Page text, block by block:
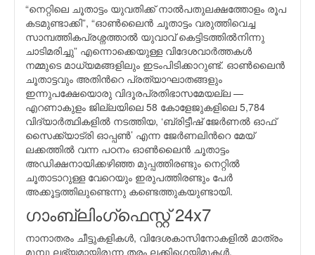
“നെറ്റിലെ ചൂതാട്ടം യുവതിക്ക് നാല്‍പതുലക്ഷത്തോളം രൂപ
കടമുണ്ടാക്കി”, “ഓണ്‍ലൈന്‍ ചൂതാട്ടം വരുത്തിവെച്ച
സാമ്പത്തികപ്രശ്നത്താല്‍ യുവാവ് കെട്ടിടത്തില്‍നിന്നു
ചാടിമരിച്ചു” എന്നൊക്കെയുള്ള വിദേശവാര്‍ത്തകള്‍
നമ്മുടെ മാധ്യമങ്ങളിലും ഇടംപിടിക്കാറുണ്ട്. ഓണ്‍ലൈന്‍
ചൂതാട്ടവും അതിന്‍റെ പ്രത്യാഘാതങ്ങളും
ഇന്നുപക്ഷേയൊരു വിദൂരപ്രതിഭാസമേയല്ല —
എറണാകുളം ജില്ലയിലെ 58 കോളേജുകളിലെ 5,784
വിദ്യാര്‍ത്ഥികളില്‍ നടത്തിയ, ‘ബ്രിട്ടീഷ് ജേര്‍ണല്‍ ഓഫ്
സൈക്ക്യാട്രി ഓപ്പണ്‍’ എന്ന ജേര്‍ണലിന്‍റെ മേയ്
ലക്കത്തില്‍ വന്ന പഠനം ഓണ്‍ലൈന്‍ ചൂതാട്ടം
അഡിക്ഷനായിക്കഴിഞ്ഞ മുപ്പത്തിരണ്ടും നെറ്റില്‍
ചൂതാടാറുള്ള വേറെയും ഇരുപത്തിരണ്ടും പേര്‍
അക്കൂട്ടത്തിലുണ്ടെന്നു കണ്ടെത്തുകയുണ്ടായി.
ഗാംബ്ലിംഗ്ഫെസ്റ്റ് 24x7
നാനാതരം ചീട്ടുകളികള്‍, വിദേശകാസിനോകളില്‍ മാത്രം
മുമ്പു ലഭ്യമായിരുന്ന തരം ലക്കിഗെയിമുകള്‍,